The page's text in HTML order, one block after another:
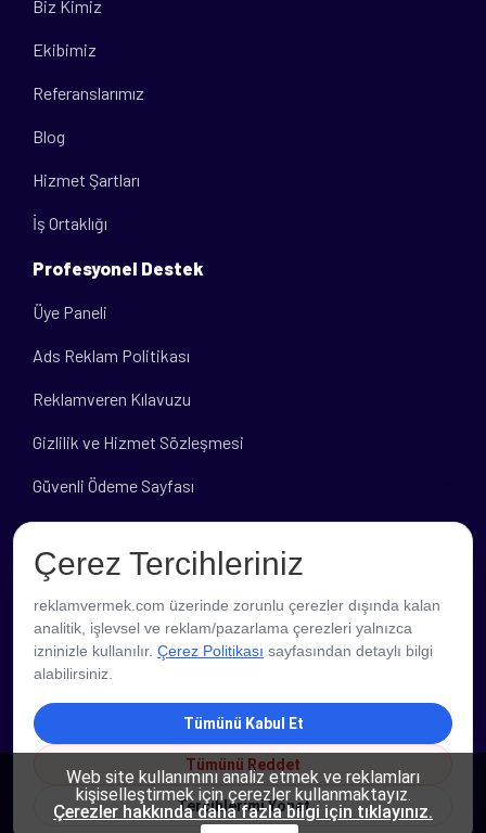
Biz Kimiz
Ekibimiz
Referanslarımız
Blog
Hizmet Şartları
İş Ortaklığı
Profesyonel Destek
Üye Paneli
Ads Reklam Politikası
Reklamveren Kılavuzu
Gizlilik ve Hizmet Sözleşmesi
Güvenli Ödeme Sayfası
Banka Hesap Bilgileri
PROFESYONEL DESTEK
Çerez Tercihleriniz
reklamvermek.com üzerinde zorunlu çerezler dışında kalan
analitik, işlevsel ve reklam/pazarlama çerezleri yalnızca
izninizle kullanılır. Çerez Politikası sayfasından detaylı bilgi
alabilirsiniz.
Tümünü Kabul Et
Tümünü Reddet
Tercihlerimi Yönet
Web site kullanımını analiz etmek ve reklamları
kişiselleştirmek için çerezler kullanmaktayız.
Çerezler hakkında daha fazla bilgi için tıklayınız.